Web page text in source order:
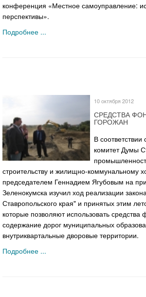
конференция «Местное самоуправление:
перспективы».
Подробнее ...
10 октября 2012
СРЕДСТВА
ГОРОЖАН
В
комитет Думы
строительству и жилищно-коммунальному
председателем Геннадием Ягубовым на
Зеленокумска изучил ход реализации
Ставропольского края" и принятых этим
которые позволяют использовать
содержание дорог муниципальных
внутриквартальные дворовые территории.
Подробнее ...